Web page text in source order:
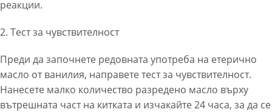
реакции.
2. Тест за чувствителност
Преди да започнете редовната употреба на етерично
масло от ванилия, направете тест за чувствителност.
Нанесете малко количество разредено масло върху
вътрешната част на китката и изчакайте 24 часа, за да се